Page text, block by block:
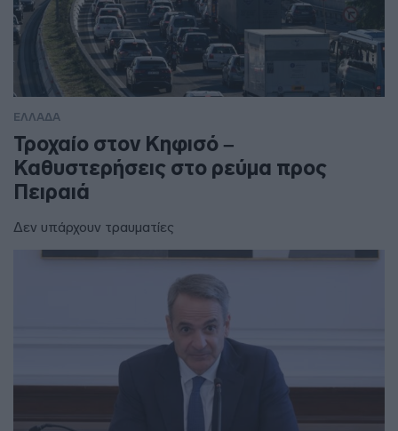
ΕΛΛΑΔΑ
Τροχαίο στον Κηφισό –
Καθυστερήσεις στο ρεύμα προς
Πειραιά
Δεν υπάρχουν τραυματίες